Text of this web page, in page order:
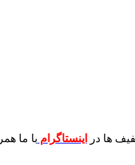
ها در اینستاگرام با ما